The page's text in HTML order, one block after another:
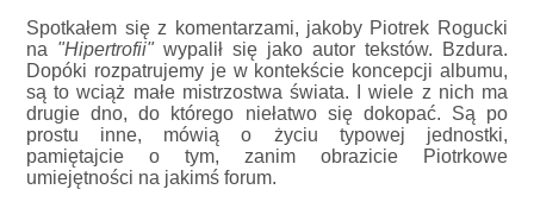
Spotkałem się z komentarzami, jakoby Piotrek Rogucki
na "Hipertrofii"wypalił się jako autor tekstów. Bzdura.
Dopóki rozpatrujemy je w kontekście koncepcji albumu,
są to wciąż małe mistrzostwa świata. I wiele z nich ma
drugie dno, do którego niełatwo się dokopać. Są po
prostu inne, mówią o życiu typowej jednostki,
pamiętajcie o tym, zanim obrazicie Piotrkowe
umiejętności na jakimś forum.